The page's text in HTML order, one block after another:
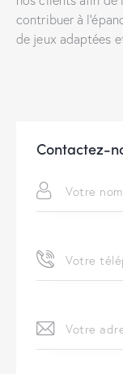
contribuer à
de jeux adaptées
Contactez-